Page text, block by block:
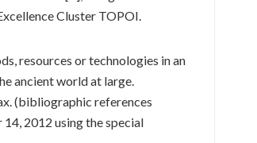
Cluster TOPOI.
resources or technologies in an
ancient world at large.
(bibliographic references
2012 using the special